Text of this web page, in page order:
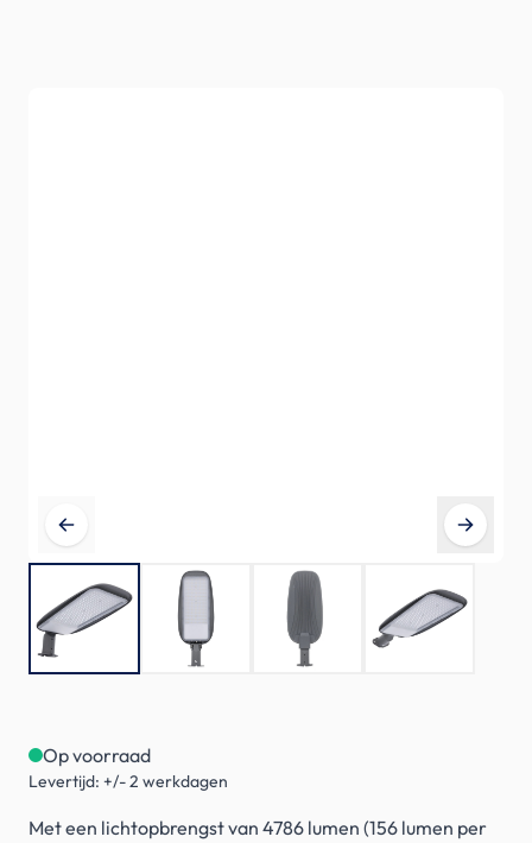
Op voorraad
Levertijd: +/- 2 werkdagen
Met een lichtopbrengst van 4786 lumen (156 lumen per